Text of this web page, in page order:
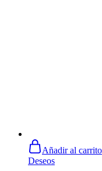
Añadir al carrito
Deseos